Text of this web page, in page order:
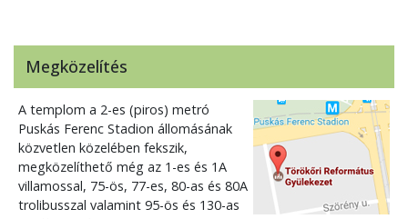
Megközelítés
A templom a 2-es (piros) metró
Puskás Ferenc Stadion állomásának
közvetlen közelében fekszik,
megközelíthető még az 1-es és 1A
villamossal, 75-ös, 77-es, 80-as és 80A
trolibusszal valamint 95-ös és 130-as